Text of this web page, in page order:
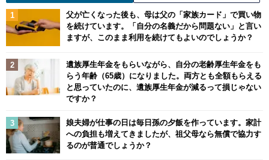
父が亡くなった後も、母は父の「家族カード」で買い物
を続けています。「自分の名義だから問題ない」と言い
ますが、このまま利用を続けてもよいのでしょうか？
遺族厚生年金をもらいながら、自分の老齢厚生年金をも
らう年齢（65歳）になりました。両方とも全額もらえる
と思っていたのに、遺族厚生年金が減るって損じゃない
ですか？
娘夫婦が仕事の日は毎日孫の夕飯を作っています。家計
への負担も増えてきましたが、祖父母なら無償で協力す
るのが普通でしょうか？